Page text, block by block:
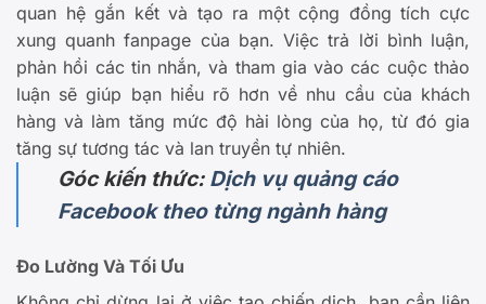
quan hệ gắn kết và tạo ra một cộng đồng tích cực
xung quanh fanpage của bạn. Việc trả lời bình luận,
phản hồi các tin nhắn, và tham gia vào các cuộc thảo
luận sẽ giúp bạn hiểu rõ hơn về nhu cầu của khách
hàng và làm tăng mức độ hài lòng của họ, từ đó gia
tăng sự tương tác và lan truyền tự nhiên.
Góc kiến thức: Dịch vụ quảng cáo
Facebook theo từng ngành hàng
Đo Lường Và Tối Ưu